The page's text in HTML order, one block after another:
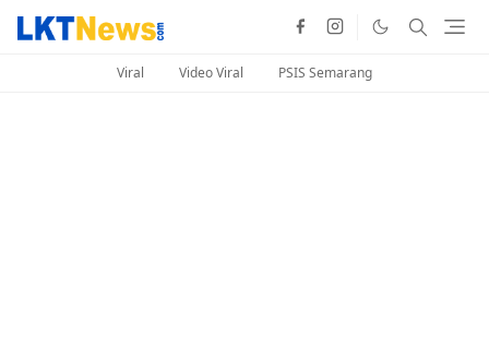
Viral Video Viral PSIS Semarang